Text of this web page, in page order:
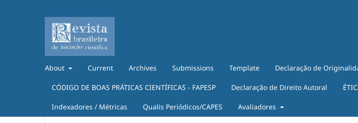
About Current Archives Submissions Template Declaração de
CÓDIGO DE BOAS PRÁTICAS CIENTÍFICAS - FAPESP Declaração de Direito Autoral
Indexadores / Métricas Qualis Periódicos/CAPES Avaliadores